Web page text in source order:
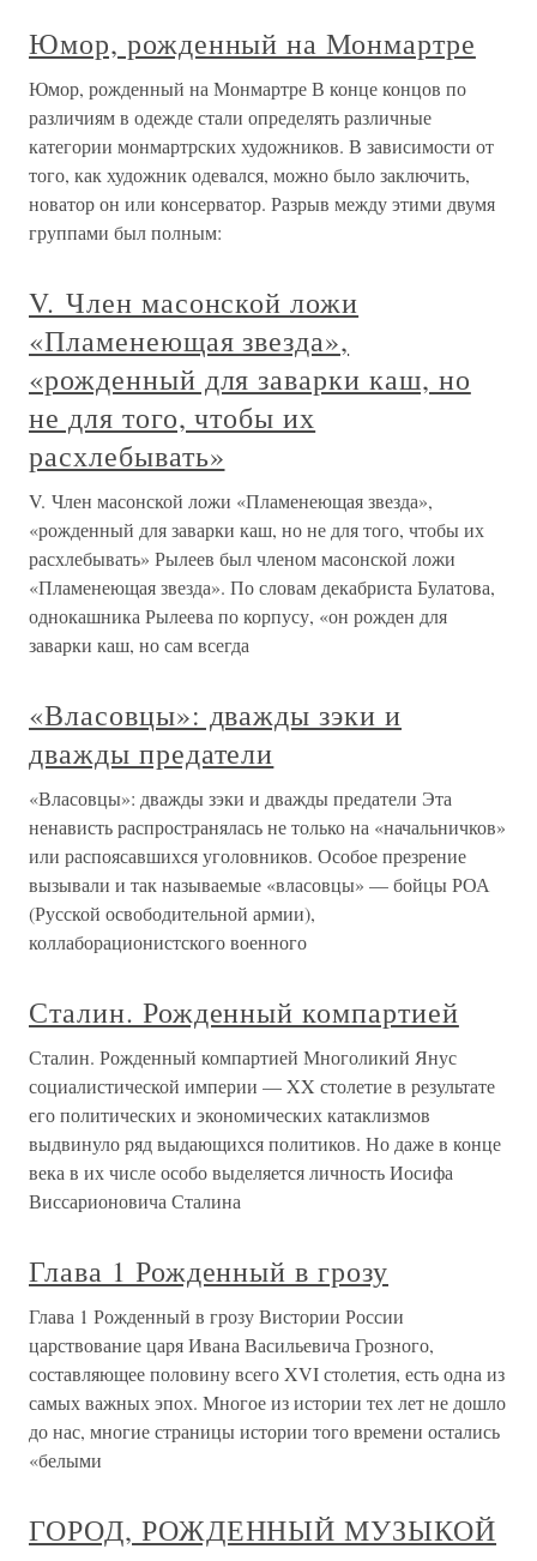
Юмор, рожденный на Монмартре
Юмор, рожденный на Монмартре В конце концов по
различиям в одежде стали определять различные
категории монмартрских художников. В зависимости от
того, как художник одевался, можно было заключить,
новатор он или консерватор. Разрыв между этими двумя
группами был полным:
V. Член масонской ложи
«Пламенеющая звезда»,
«рожденный для заварки каш, но
не для того, чтобы их
расхлебывать»
V. Член масонской ложи «Пламенеющая звезда»,
«рожденный для заварки каш, но не для того, чтобы их
расхлебывать» Рылеев был членом масонской ложи
«Пламенеющая звезда». По словам декабриста Булатова,
однокашника Рылеева по корпусу, «он рожден для
заварки каш, но сам всегда
«Власовцы»: дважды зэки и
дважды предатели
«Власовцы»: дважды зэки и дважды предатели Эта
ненависть распространялась не только на «начальничков»
или распоясавшихся уголовников. Особое презрение
вызывали и так называемые «власовцы» — бойцы РОА
(Русской освободительной армии),
коллаборационистского военного
Сталин. Рожденный компартией
Сталин. Рожденный компартией Многоликий Янус
социалистической империи — XX столетие в результате
его политических и экономических катаклизмов
выдвинуло ряд выдающихся политиков. Но даже в конце
века в их числе особо выделяется личность Иосифа
Виссарионовича Сталина
Глава 1 Рожденный в грозу
Глава 1 Рожденный в грозу Вистории России
царствование царя Ивана Васильевича Грозного,
составляющее половину всего XVI столетия, есть одна из
самых важных эпох. Многое из истории тех лет не дошло
до нас, многие страницы истории того времени остались
«белыми
ГОРОД, РОЖДЕННЫЙ МУЗЫКОЙ